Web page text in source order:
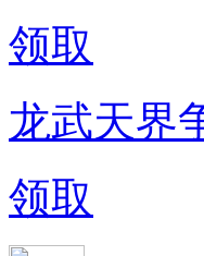
领取
龙武天界
领取